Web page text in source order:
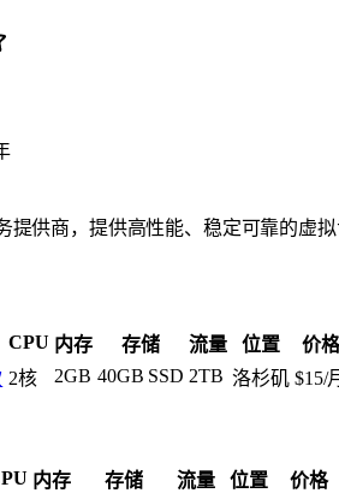
提供商，提供高性能、稳定可靠的虚
CPU 内存 存储 流量 位置 价格
2核 2GB 40GB SSD 2TB 洛杉矶 $15/
内存 存储 流量 位置 价格